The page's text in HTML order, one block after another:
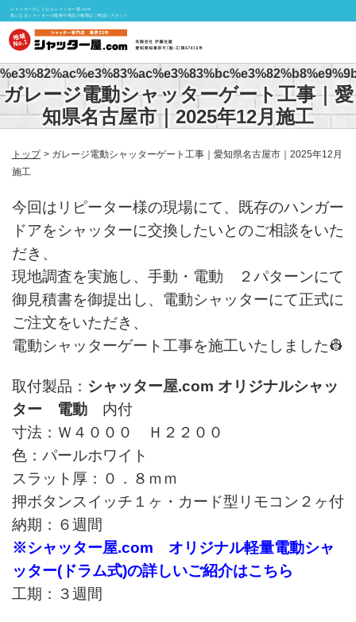
シャッターのことならシャッター屋.com
気になるシャッターの価格や商品の種類はご相談ください！
ガレージ電動シャッターゲート工事｜愛
知県名古屋市｜2025年12月施工
トップ
ガレージ電動シャッターゲート工事｜愛知県名古屋市｜2025年12月
施工
今回はリピーター様の現場にて、既存のハンガー
ドアをシャッターに交換したいとのご相談をいた
だき、
現地調査を実施し、手動・電動 ２パターンにて
御見積書を御提出し、電動シャッターにて正式に
ご注文をいただき、
電動シャッターゲート工事を施工いたしました👷
取付製品： シャッター屋.com オリジナルシャッ
ター 電動 内付
寸法：Ｗ４０００ Ｈ２２００
色：パールホワイト
スラット厚：０．８ｍｍ
押ボタンスイッチ１ヶ・カード型リモコン２ヶ付
納期：６週間
※シャッター屋.com オリジナル軽量電動シャ
ッター(ドラム式)の詳しいご紹介はこちら
工期：３週間